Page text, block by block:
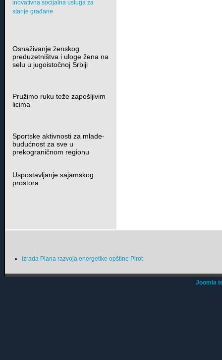
Osnaživanje ženskog
preduzetništva i uloge žena na
selu u jugoistočnoj Srbiji
Pružimo ruku teže zapošljivim
licima
Sportske aktivnosti za mlade-
budućnost za sve u
prekograničnom regionu
Uspostavljanje sajamskog
prostora
Izrada Plana razvoja energetike opštine Pirot
Joomla